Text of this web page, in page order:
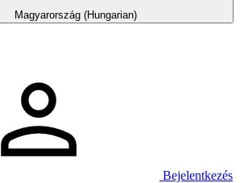
Magyarország (Hungarian)
Bejelentkezés